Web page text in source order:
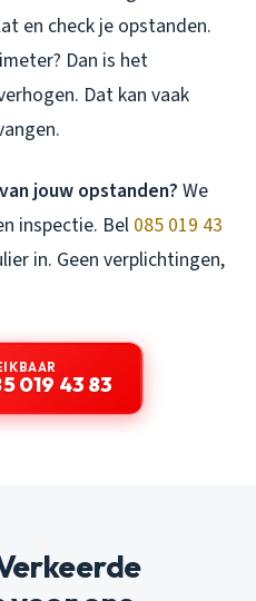
en check je opstanden.
Dan is het
Dat kan vaak
jouw opstanden? We
inspectie. Bel 085 019 43
in. Geen verplichtingen,
019 43 83